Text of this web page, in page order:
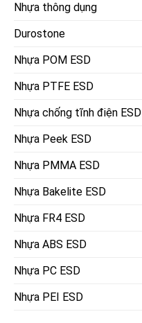
Nhựa thông dụng
Durostone
Nhựa POM ESD
Nhựa PTFE ESD
Nhựa chống tĩnh điện ESD
Nhựa Peek ESD
Nhựa PMMA ESD
Nhựa Bakelite ESD
Nhựa FR4 ESD
Nhựa ABS ESD
Nhựa PC ESD
Nhựa PEI ESD